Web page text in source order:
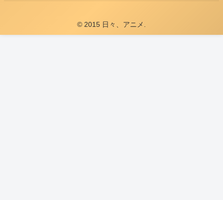
© 2015 日々、アニメ.